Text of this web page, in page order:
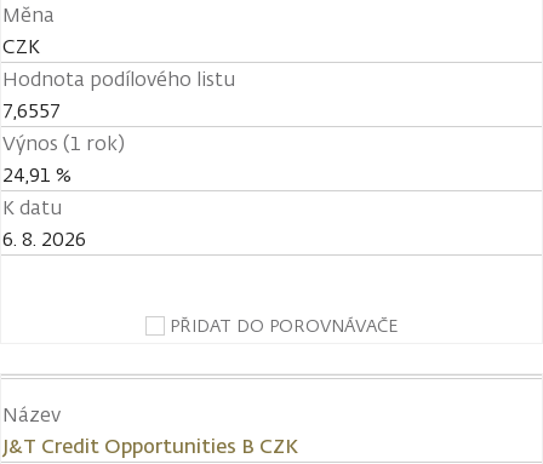
Měna
CZK
Hodnota podílového listu
7,6557
Výnos (1 rok)
24,91 %
K datu
6. 8. 2026
PŘIDAT DO POROVNÁVAČE
Název
J&T Credit Opportunities B CZK